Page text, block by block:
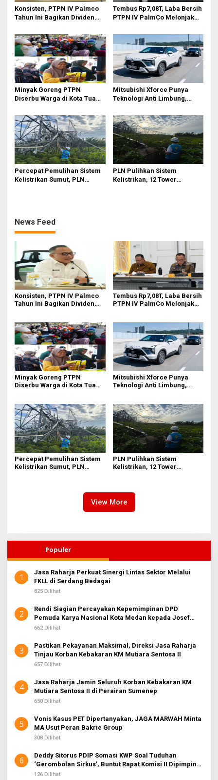
Konsisten, PTPN IV Palmco
Tahun Ini Bagikan Dividen
Tembus Rp7,08T, Laba Bersih
PTPN IV PalmCo Melonjak
Ditopang Produksi dan
Efisiensi
Minyak Goreng PTPN
Diserbu Warga di Kota Tua
Mitsubishi Xforce Punya
Teknologi Anti Limbung,
Percepat Pemulihan Sistem
Kelistrikan Sumut, PLN
PLN Pulihkan Sistem
Kelistrikan, 12 Tower
News Feed
Konsisten, PTPN IV Palmco
Tahun Ini Bagikan Dividen
Tembus Rp7,08T, Laba Bersih
PTPN IV PalmCo Melonjak
Efisiensi
Minyak Goreng PTPN
Diserbu Warga di Kota Tua
Mitsubishi Xforce Punya
Teknologi Anti Limbung,
Percepat Pemulihan Sistem
Kelistrikan Sumut, PLN
PLN Pulihkan Sistem
Kelistrikan, 12 Tower
View More
Populer
1
Jasa Raharja Perkuat Sinergi Lintas Sektor Melalui
FKLL di Serdang Bedagai
825 Dilihat
2
Rendi Siagian Percayakan Kepemimpinan DPD
Pemuda Karya Nasional Kota Medan kepada Josef
Sembiring
662 Dilihat
3
Pastikan Pekayanan Maksimal, Direksi Jasa Raharja
Tinjau Korban Kebakaran KM Mutiara Sentosa II
657 Dilihat
4
Jasa Raharja Jamin Seluruh Korban Kebakaran KM
Mutiara Sentosa II di Perairan Sumenep
650 Dilihat
5
Vonis Kasus PET Dipertanyakan, JAGA MARWAH Minta
MA Usut Peran Bakrie Group
308 Dilihat
6
Deddy Sitorus PDIP Somasi KWP Soal Tuduhan
‘Gerombolan Sirkus’, Buntut Rapat Komisi II Dipimpin
Sufmi Dasco Ahmad
126 Dilihat